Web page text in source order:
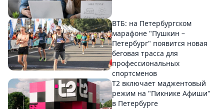
ВТБ: на Петербургском
марафоне "Пушкин –
Петербург" появится новая
беговая трасса для
профессиональных
спортсменов
Т2 включает маджентовый
режим на "Пикнике Афиши"
в Петербурге